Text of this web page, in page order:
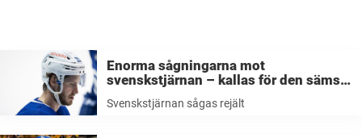
Enorma sågningarna mot
svenskstjärnan – kallas för den sämsta
trejden i NHL:s historia: ”Bort med
honom”
Svenskstjärnan sågas rejält